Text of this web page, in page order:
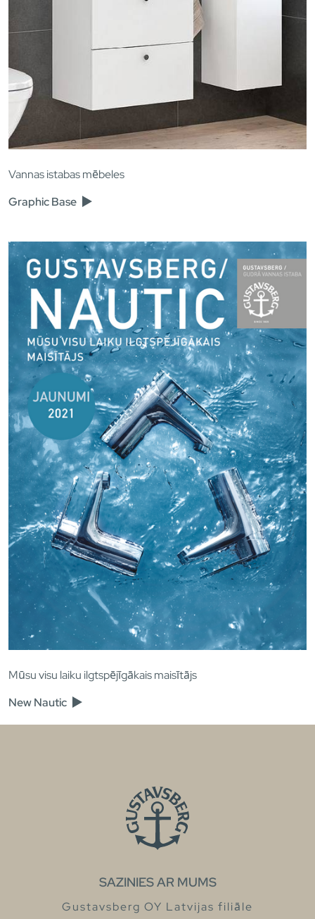
Vannas istabas mēbeles
Graphic Base
Mūsu visu laiku ilgtspējīgākais maisītājs
New Nautic
SAZINIES AR MUMS
Gustavsberg OY Latvijas filiāle